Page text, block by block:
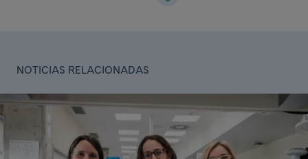
NOTICIAS RELACIONADAS